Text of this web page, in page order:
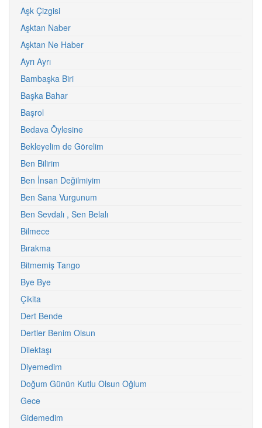
Aşk Çizgisi
Aşktan Naber
Aşktan Ne Haber
Ayrı Ayrı
Bambaşka Biri
Başka Bahar
Başrol
Bedava Öylesine
Bekleyelim de Görelim
Ben Bilirim
Ben İnsan Değilmiyim
Ben Sana Vurgunum
Ben Sevdalı , Sen Belalı
Bilmece
Bırakma
Bitmemiş Tango
Bye Bye
Çikita
Dert Bende
Dertler Benim Olsun
Dilektaşı
Diyemedim
Doğum Günün Kutlu Olsun Oğlum
Gece
Gidemedim